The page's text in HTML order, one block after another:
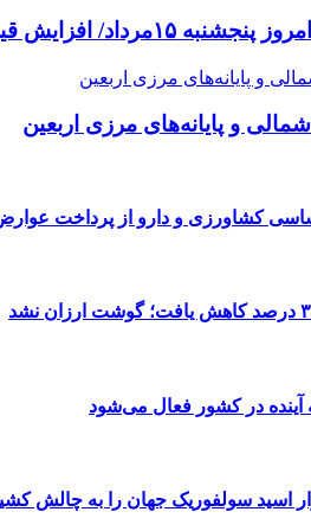
افزایش قیمت ها + جدول
و پایانه‌های مرزی اربعین
آینده در کشور فعال می‌شود
اسید سولفوریک جهان را به چالش